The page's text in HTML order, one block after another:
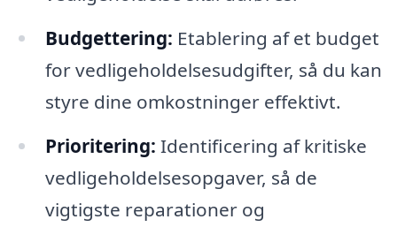
Budgettering: Etablering af et budget
for vedligeholdelsesudgifter, så du kan
styre dine omkostninger effektivt.
Prioritering: Identificering af kritiske
vedligeholdelsesopgaver, så de
vigtigste reparationer og